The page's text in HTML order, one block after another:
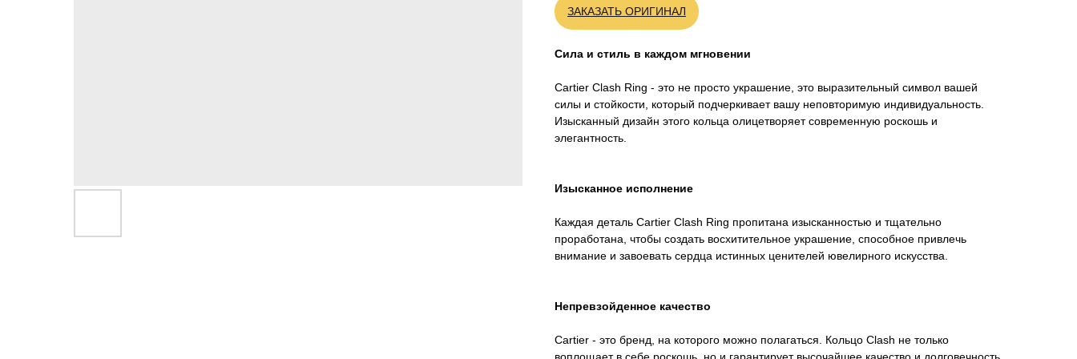
ЗАКАЗАТЬ ОРИГИНАЛ
Сила и стиль в каждом мгновении
Cartier Clash Ring - это не просто украшение, это выразительный символ вашей
силы и стойкости, который подчеркивает вашу неповторимую индивидуальность.
Изысканный дизайн этого кольца олицетворяет современную роскошь и
элегантность.
Изысканное исполнение
Каждая деталь Cartier Clash Ring пропитана изысканностью и тщательно
проработана, чтобы создать восхитительное украшение, способное привлечь
внимание и завоевать сердца истинных ценителей ювелирного искусства.
Непревзойденное качество
Cartier - это бренд, на которого можно полагаться. Кольцо Clash не только
воплощает в себе роскошь, но и гарантирует высочайшее качество и долговечность.